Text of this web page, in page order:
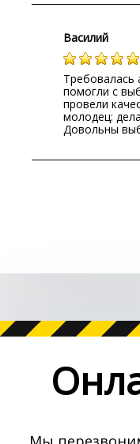
Василий
Требовалась
помогли с
провели
молодец:
Довольны